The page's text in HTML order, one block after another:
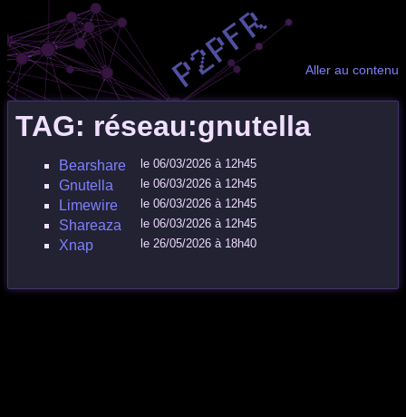
Aller au contenu
TAG: réseau:gnutella
Bearshare le 06/03/2026 à 12h45
Gnutella le 06/03/2026 à 12h45
Limewire le 06/03/2026 à 12h45
Shareaza le 06/03/2026 à 12h45
Xnap le 26/05/2026 à 18h40